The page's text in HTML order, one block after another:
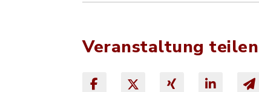
Veranstaltung teilen